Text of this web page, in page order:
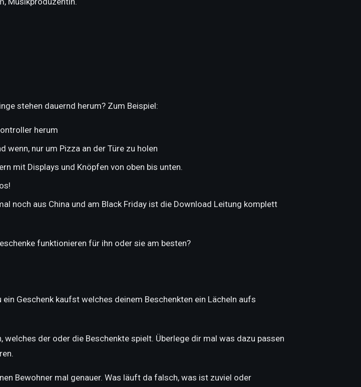
stehen dauernd herum? Zum Beispiel:
herum
nur um Pizza an der Türe zu holen
mit Displays und Knöpfen von oben bis unten.
noch aus China und am Black Friday ist die Download Leitung komplett
funktionieren für ihn oder sie am besten?
Geschenk kaufst welches deinem Beschenkten ein Lächeln aufs
der oder die Beschenkte spielt. Überlege dir mal was dazu passen
Bewohner mal genauer. Was läuft da falsch, was ist zuviel oder